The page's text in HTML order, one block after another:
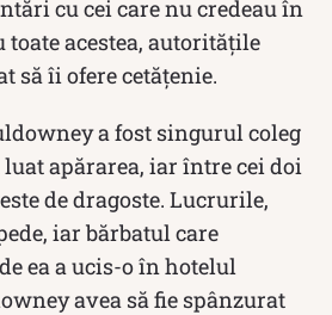
cu cei care nu credeau în
toate acestea, autoritățile
să îi ofere cetățenie.
a fost singurul coleg
apărarea, iar între cei doi
de dragoste. Lucrurile,
iar bărbatul care
ea a ucis-o în hotelul
avea să fie spânzurat